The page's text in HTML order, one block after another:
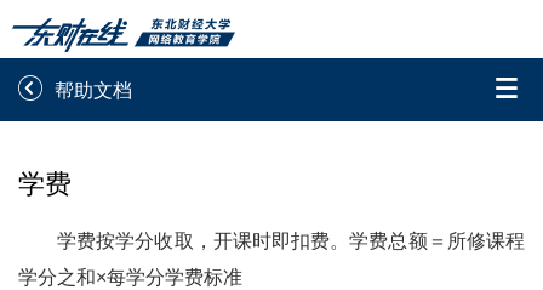

 帮助文档
学籍查询
学费
学费按学分收取，开课时即扣费。学费总额＝所修课程
学分之和×每学分学费标准